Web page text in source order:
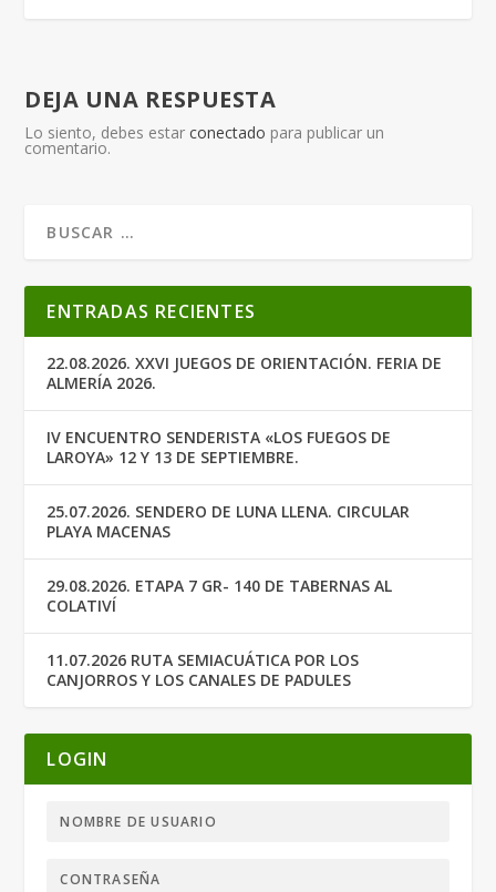
DEJA UNA RESPUESTA
Lo siento, debes estarconectado para publicar un
comentario.
ENTRADAS RECIENTES
22.08.2026. XXVI JUEGOS DE ORIENTACIÓN. FERIA DE
ALMERÍA 2026.
IV ENCUENTRO SENDERISTA «LOS FUEGOS DE
LAROYA» 12 Y 13 DE SEPTIEMBRE.
25.07.2026. SENDERO DE LUNA LLENA. CIRCULAR
PLAYA MACENAS
29.08.2026. ETAPA 7 GR- 140 DE TABERNAS AL
COLATIVÍ
11.07.2026 RUTA SEMIACUÁTICA POR LOS
CANJORROS Y LOS CANALES DE PADULES
LOGIN